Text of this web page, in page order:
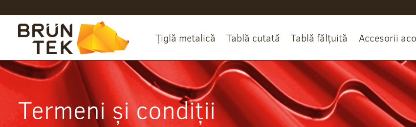
Țiglă metalică Tablă cutată Tablă fălțuită Accesorii
Termeni și condiții